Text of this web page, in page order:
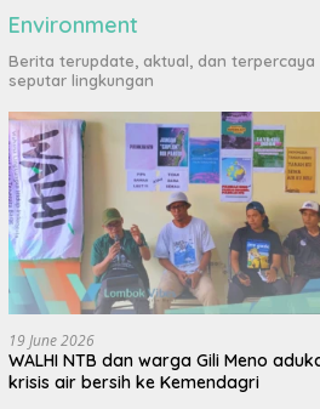
Environment
Berita terupdate, aktual, dan terpercaya
seputar lingkungan
19 June 2026
WALHI NTB dan warga Gili Meno
krisis air bersih ke Kemendagri